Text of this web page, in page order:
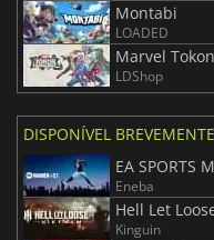
Montabi
LOADED
Marvel
LDShop
DISPONÍVEL BREVEMENTE
EA SPORTS
Eneba
Hell Let
Kinguin